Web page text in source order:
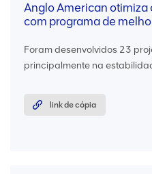
Anglo American otimiza
com programa de
Foram desenvolvidos 23
principalmente na
link de cópia